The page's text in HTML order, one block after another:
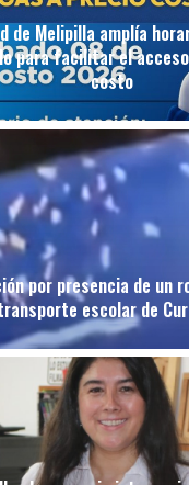
de Melipilla amplía
para facilitar el
costo
por presencia de un
escolar de